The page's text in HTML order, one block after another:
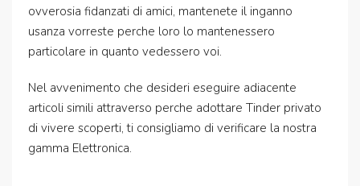
ovverosia fidanzati di amici, mantenete il inganno
usanza vorreste perche loro lo mantenessero
particolare in quanto vedessero voi.
Nel avvenimento che desideri eseguire adiacente
articoli simili attraverso perche adottare Tinder privato
di vivere scoperti, ti consigliamo di verificare la nostra
gamma Elettronica.